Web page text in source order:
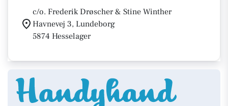
c/o. Frederik Drøscher & Stine Winther
Havnevej 3, Lundeborg
5874 Hesselager